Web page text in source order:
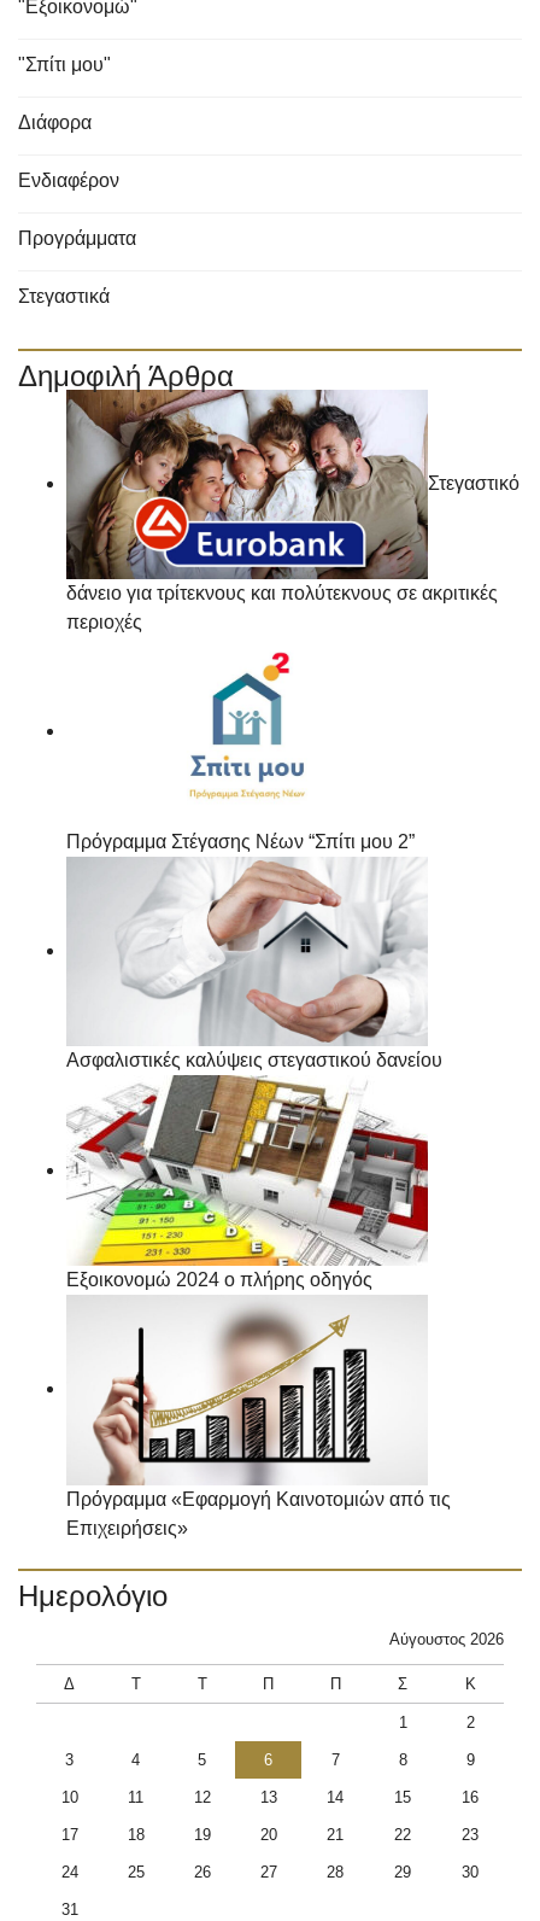
"Εξοικονομώ"
"Σπίτι μου"
Διάφορα
Ενδιαφέρον
Προγράμματα
Στεγαστικά
Δημοφιλή Άρθρα
Στεγαστικό
δάνειο για τρίτεκνους και πολύτεκνους σε ακριτικές
περιοχές
Πρόγραμμα Στέγασης Νέων “Σπίτι μου 2”
Ασφαλιστικές καλύψεις στεγαστικού δανείου
Εξοικονομώ 2024 ο πλήρης οδηγός
Πρόγραμμα «Εφαρμογή Καινοτομιών από τις
Επιχειρήσεις»
Ημερολόγιο
Αύγουστος 2026
Δ Τ Τ Π Π Σ Κ
1 2
3 4 5 6 7 8 9
10 11 12 13 14 15 16
17 18 19 20 21 22 23
24 25 26 27 28 29 30
31